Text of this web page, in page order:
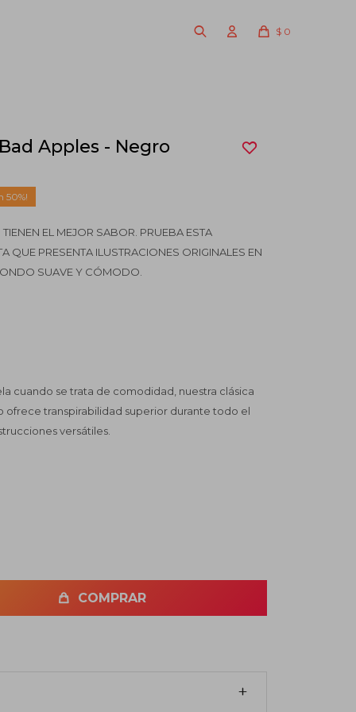
$ 0
Apples - Negro
50
EL MEJOR SABOR. PRUEBA ESTA
QUE PRESENTA ILUSTRACIONES ORIGINALES EN
SUAVE Y CÓMODO.
cuando se trata de comodidad, nuestra clásica
transpirabilidad superior durante todo el
versátiles.
COMPRAR